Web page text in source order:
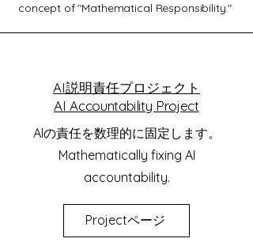
concept of "Mathematical Responsibility."
AI説明責任プロジェクト
AI Accountability Project
AIの責任を数理的に固定します。
Mathematically fixing AI
accountability.
Projectページ